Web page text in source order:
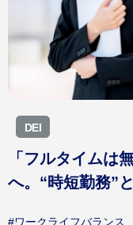
お問い合わせ
Career
採用メッセージ｜
募集職種
障がい者採用
アルムナイライン
シニア採用
DEI
「フルタイムは
へ。“時短勤務”
#ワークライフバランス